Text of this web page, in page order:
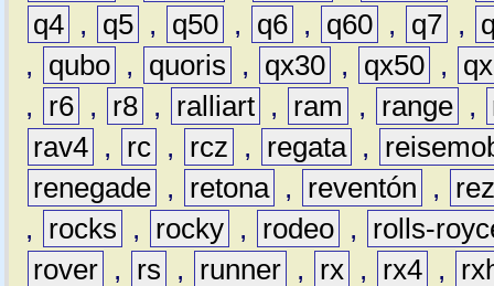
q4 , q5 , q50 , q6 , q60 , q7 ,
,
qubo , quoris , qx30 , qx50 ,
,
r6 , r8 , ralliart , ram , range ,
rav4 , rc , rcz , regata ,
renegade , retona , reventón ,
,
rocks , rocky , rodeo ,
rolls-
rover , rs , runner , rx , rx4 ,